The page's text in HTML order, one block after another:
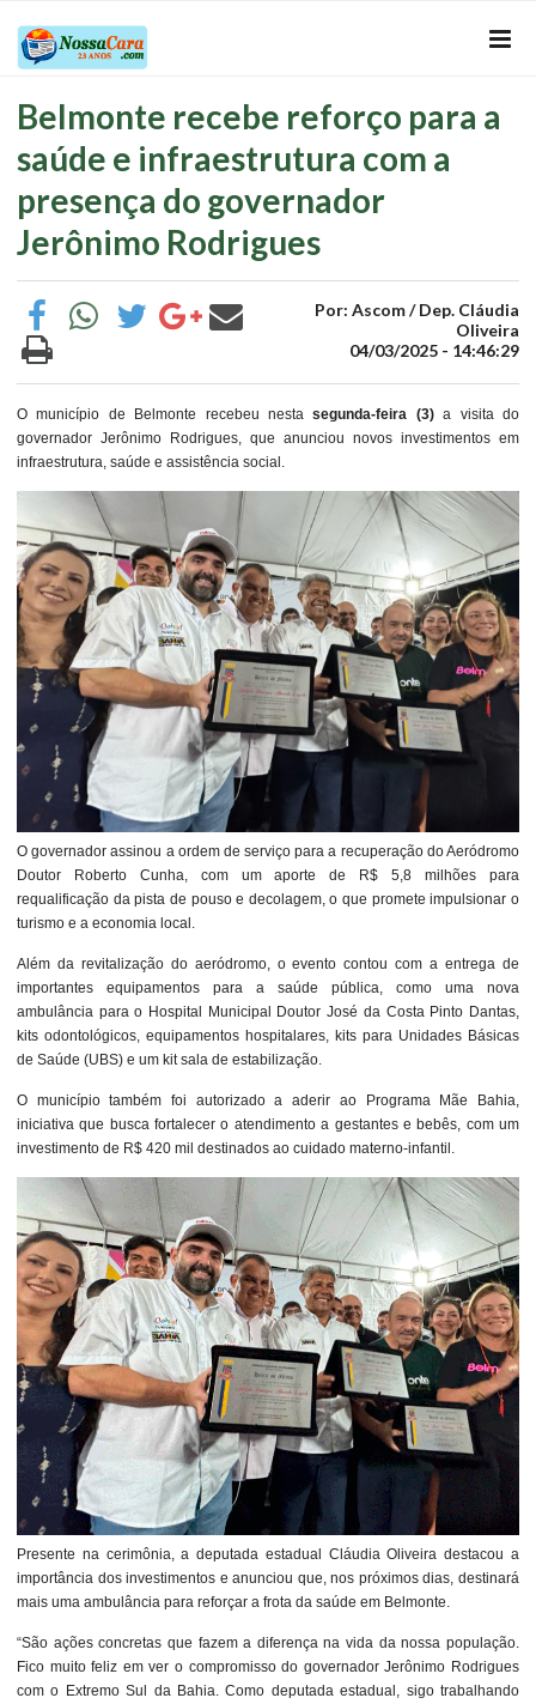
Belmonte recebe reforço para a
saúde e infraestrutura com a
presença do governador
Jerônimo Rodrigues
Por: Ascom / Dep. Cláudia
Oliveira
04/03/2025 - 14:46:29
O município de Belmonte recebeu nestasegunda-feira (3)a visita do
governador Jerônimo Rodrigues, que anunciou novos investimentos em
infraestrutura, saúde e assistência social.
O governador assinou a ordem de serviço para a recuperação do Aeródromo
Doutor Roberto Cunha, com um aporte de R$ 5,8 milhões para
requalificação da pista de pouso e decolagem, o que promete impulsionar o
turismo e a economia local.
Além da revitalização do aeródromo, o evento contou com a entrega de
importantes equipamentos para a saúde pública, como uma nova
ambulância para o Hospital Municipal Doutor José da Costa Pinto Dantas,
kits odontológicos, equipamentos hospitalares, kits para Unidades Básicas
de Saúde (UBS) e um kit sala de estabilização.
O município também foi autorizado a aderir ao Programa Mãe Bahia,
iniciativa que busca fortalecer o atendimento a gestantes e bebês, com um
investimento de R$ 420 mil destinados ao cuidado materno-infantil.
Presente na cerimônia, a deputada estadual Cláudia Oliveira destacou a
importância dos investimentos e anunciou que, nos próximos dias, destinará
mais uma ambulância para reforçar a frota da saúde em Belmonte.
“São ações concretas que fazem a diferença na vida da nossa população.
Fico muito feliz em ver o compromisso do governador Jerônimo Rodrigues
com o Extremo Sul da Bahia. Como deputada estadual, sigo trabalhando